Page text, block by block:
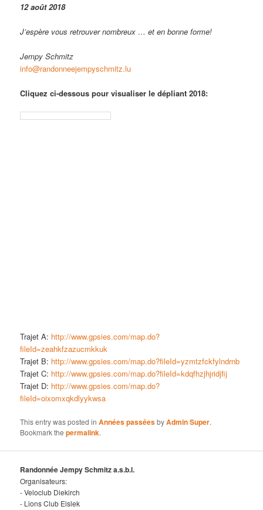
12 août 2018
J’espère vous retrouver nombreux … et en bonne forme!
Jempy Schmitz
info@randonneejempyschmitz.lu
Cliquez ci-dessous pour visualiser le dépliant 2018:
Trajet A: http://www.gpsies.com/map.do?
fileId=zeahkfzazucmkkuk
Trajet B: http://www.gpsies.com/map.do?fileId=yzmtzfckfylndrnb
Trajet C: http://www.gpsies.com/map.do?fileId=kdqfhzjhjridjfij
Trajet D: http://www.gpsies.com/map.do?
fileId=oixomxqkdlyykwsa
This entry was posted inAnnées passéesbyAdmin Super.
Bookmark thepermalink.
Randonnée Jempy Schmitz a.s.b.l.
Organisateurs:
- Veloclub Diekirch
- Lions Club Eislek